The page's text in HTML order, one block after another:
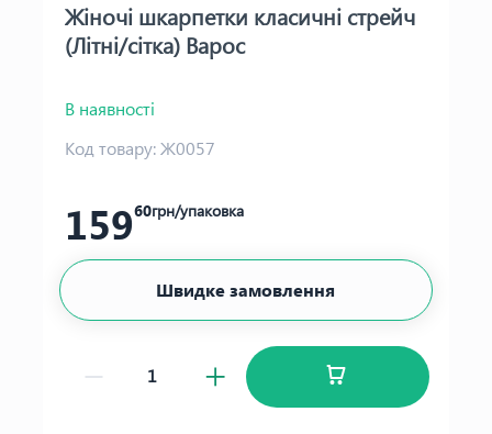
Жіночі шкарпетки класичні стрейч
(Літні/сітка) Варос
В наявності
Код товару:Ж0057
15960грн/упаковка
Швидке замовлення